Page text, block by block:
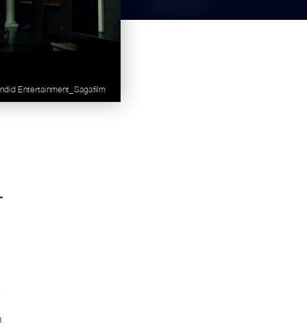
Entertainment_Sagafilm